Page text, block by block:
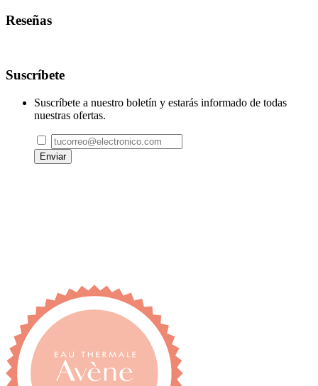
Reseñas
Suscríbete
Suscríbete a nuestro boletín y estarás informado de todas
nuestras ofertas.
Enviar